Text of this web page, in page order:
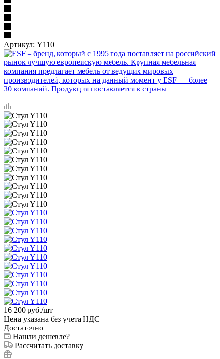
Артикул: Y110
16 200 руб./шт
Цена указана без учета НДС
Достаточно
Нашли дешевле?
Рассчитать доставку